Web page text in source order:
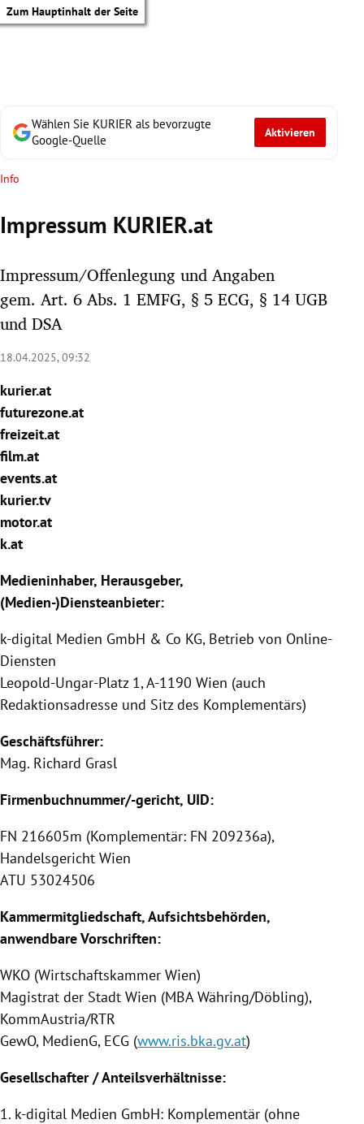
Zum Hauptinhalt der Seite
Untermenü
Untermenü
Untermenü
Untermenü
Untermenü
Untermenü
Untermenü
Untermenü
Wählen Sie KURIER als bevorzugte
Google-Quelle
Aktivieren
Info
Impressum KURIER.at
Impressum/Offenlegung und Angaben
gem. Art. 6 Abs. 1 EMFG, § 5 ECG, § 14 UGB
und DSA
18.04.2025, 09:32
kurier.at
futurezone.at
freizeit.at
film.at
events.at
kurier.tv
motor.at
k.at
Medieninhaber, Herausgeber,
(Medien-)Diensteanbieter:
k-digital Medien GmbH & Co KG, Betrieb von Online-
Diensten
Leopold-Ungar-Platz 1, A-1190 Wien (auch
Redaktionsadresse und Sitz des Komplementärs)
Geschäftsführer:
Mag. Richard Grasl
Firmenbuchnummer/-gericht, UID:
FN 216605m (Komplementär: FN 209236a),
Handelsgericht Wien
ATU 53024506
Kammermitgliedschaft, Aufsichtsbehörden,
anwendbare Vorschriften:
WKO (Wirtschaftskammer Wien)
Magistrat der Stadt Wien (MBA Währing/Döbling),
KommAustria/RTR
GewO, MedienG, ECG (www.ris.bka.gv.at)
Gesellschafter / Anteilsverhältnisse:
1. k-digital Medien GmbH: Komplementär (ohne